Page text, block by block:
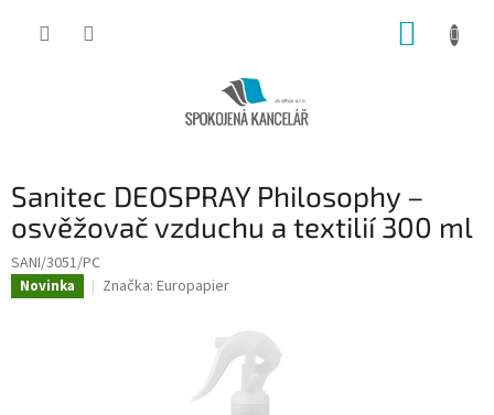
Sanitec DEOSPRAY Philosophy –
osvěžovač vzduchu a textilií 300 ml
SANI/3051/PC
Novinka Značka: Europapier